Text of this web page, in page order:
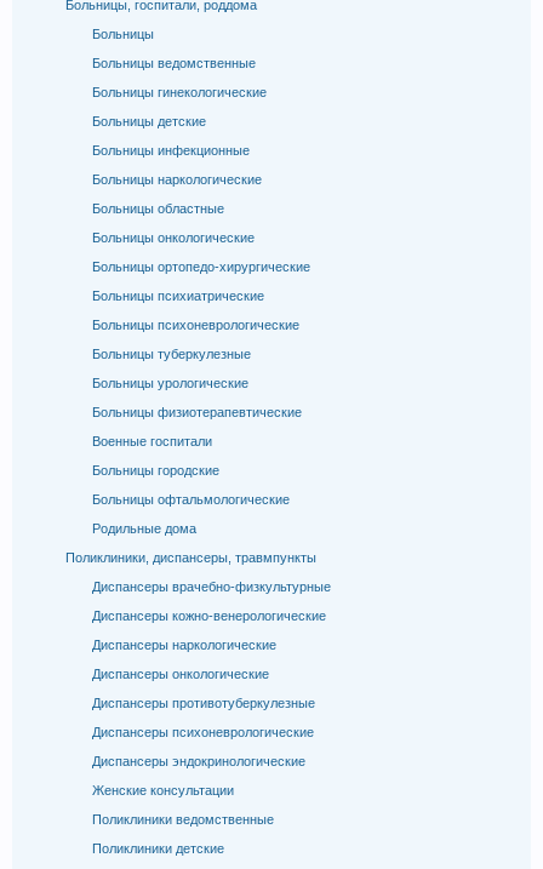
Больницы, госпитали, роддома
Больницы
Больницы ведомственные
Больницы гинекологические
Больницы детские
Больницы инфекционные
Больницы наркологические
Больницы областные
Больницы онкологические
Больницы ортопедо-хирургические
Больницы психиатрические
Больницы психоневрологические
Больницы туберкулезные
Больницы урологические
Больницы физиотерапевтические
Военные госпитали
Больницы городские
Больницы офтальмологические
Родильные дома
Поликлиники, диспансеры, травмпункты
Диспансеры врачебно-физкультурные
Диспансеры кожно-венерологические
Диспансеры наркологические
Диспансеры онкологические
Диспансеры противотуберкулезные
Диспансеры психоневрологические
Диспансеры эндокринологические
Женские консультации
Поликлиники ведомственные
Поликлиники детские